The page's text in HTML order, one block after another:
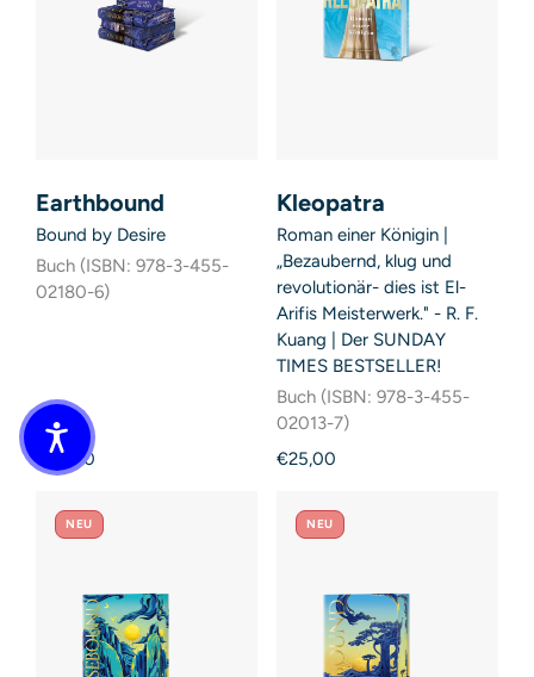
Earthbound
Bound by Desire
Buch (ISBN: 978-3-455-
02180-6)
€25,00
Kleopatra
Roman einer Königin |
„Bezaubernd, klug und
revolutionär- dies ist El-
Arifis Meisterwerk." - R. F.
Kuang | Der SUNDAY
TIMES BESTSELLER!
Buch (ISBN: 978-3-455-
02013-7)
€25,00
NEU NEU